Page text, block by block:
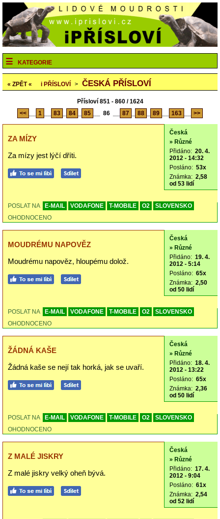
KATEGORIE
« ZPĚT « i PŘÍSLOVÍ > ČESKÁ PŘÍSLOVÍ
Přísloví 851 - 860 / 1624
<<
1 83 84 85 86 87 88 89 163 >>
ZA MÍZY
Za mízy jest lýčí dříti.
Česká
» Různé
Přidáno: 20. 4.
2012 - 14:32
Posláno: 53x
Známka: 2,58
od 53 lidí
POSLAT NA E-MAIL VODAFONE T-MOBILE O2
SLOVENSKO
OHODNOCENO
MOUDRÉMU NAPOVĚZ
Moudrému napověz, hloupému dolož.
Česká
» Různé
Přidáno: 19. 4.
2012 - 5:14
Posláno: 65x
Známka: 2,50
od 50 lidí
POSLAT NA E-MAIL VODAFONE T-MOBILE O2
SLOVENSKO
OHODNOCENO
ŽÁDNÁ KAŠE
Žádná kaše se nejí tak horká, jak se uvaří.
Česká
» Různé
Přidáno: 18. 4.
2012 - 13:22
Posláno: 65x
Známka: 2,36
od 50 lidí
POSLAT NA E-MAIL VODAFONE T-MOBILE O2
SLOVENSKO
OHODNOCENO
Z MALÉ JISKRY
Z malé jiskry velký oheň bývá.
Česká
» Různé
Přidáno: 17. 4.
2012 - 9:04
Posláno: 61x
Známka: 2,54
od 52 lidí